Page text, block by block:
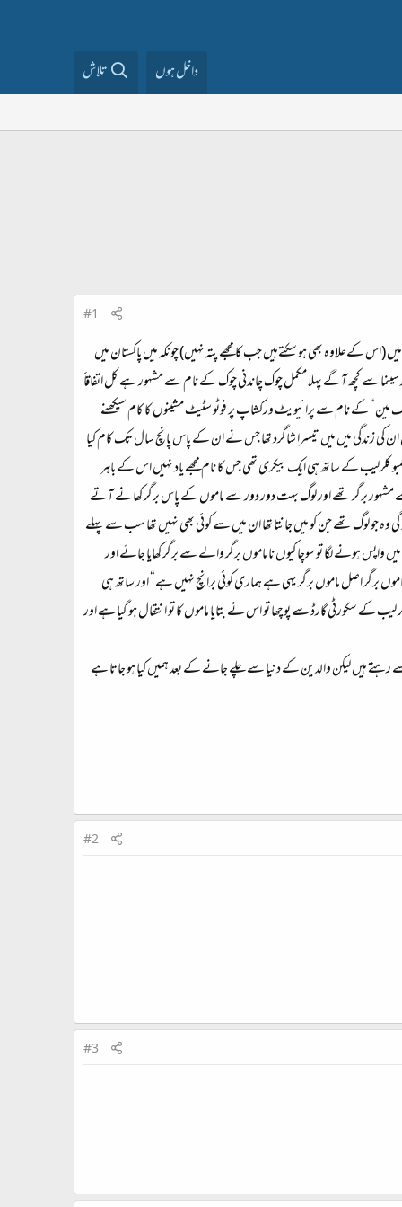
داخل ہوں تلاش
#1
(اس کے علاوہ بھی ہو سکتےہیں جب کا مجھے پتہ نہیں) چونکہ میں پاکستان میں
سے کچھ آگے پہلا مکمل چوک چاندنی چوک کے نام سے مشہور ہے کل اتفاقاََ
چوک پر واقع ’’ٹیک مین“ کے نام سے پرائیویٹ ورکشاپ پر فوٹو سٹیٹ مشینوں کا کام سیکھنے
زندگی میں میں تیسرا شاگرد تھا جس نے ان کے پاس پانچ سال تک کام کیا
کلرلیب کے ساتھ ہی ایک بیکری تھی جس کا نام مجھے یاد نہیں اس کے باہر
مشہور برگر تھے اور لوگ بہت دور دور سے ماموں کے پاس برگر کھانے آتے
ہو گی وہ جو لوگ تھے جن کو میں جانتا تھا ان میں سے کوئی بھی نہیں تھا سب سے پہلے
ہونے لگا تو سوچا کیوں نا ماموں برگر والے سے برگر کھایا جائے اور
برگر اصل ماموں برگر یہی ہے ہماری کوئی برانچ نہیں ہے“ اور ساتھ ہی
کے سکورٹی گارڈ سے پوچھا تو اس نے بتایا ماموں کا تو انتقال ہو گیا ہے اور
ہیں لیکن والدین کے دنیا سے چلے جانے کے بعد ہمیں کیا ہو جاتا ہے
#2
#3